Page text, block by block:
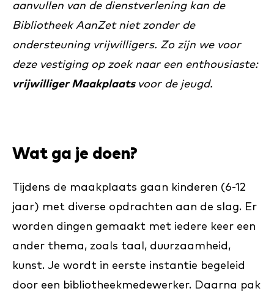
aanvullen van de dienstverlening kan de
Bibliotheek AanZet niet zonder de
ondersteuning vrijwilligers. Zo zijn we voor
deze vestiging op zoek naar een enthousiaste:
vrijwilliger Maakplaats voor de jeugd.
Wat ga je doen?
Tijdens de maakplaats gaan kinderen (6-12
jaar) met diverse opdrachten aan de slag. Er
worden dingen gemaakt met iedere keer een
ander thema, zoals taal, duurzaamheid,
kunst. Je wordt in eerste instantie begeleid
door een bibliotheekmedewerker. Daarna pak